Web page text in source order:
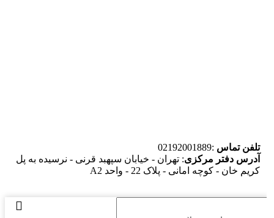
تلفن تماس:02192001889
آدرس دفتر مرکزی : تهران - خیابان سپهبد قرنی - نرسیده به پل
کریم خان - کوچه امانی - پلاک 22 - واحد A2